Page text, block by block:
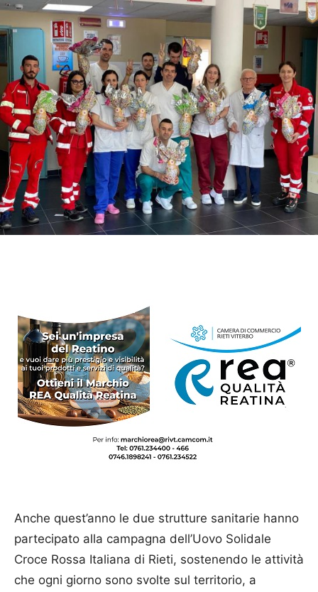
Anche quest’anno le due strutture sanitarie hanno
partecipato alla campagna dell’Uovo Solidale
Croce Rossa Italiana di Rieti, sostenendo le attività
che ogni giorno sono svolte sul territorio, a